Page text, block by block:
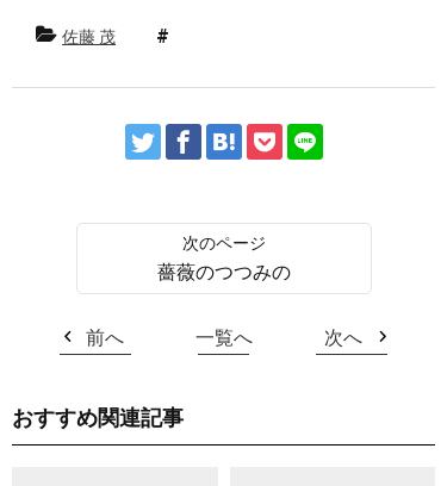
佐藤 茂
薔薇のつつみの
前へ 一覧へ 次へ
おすすめ関連記事